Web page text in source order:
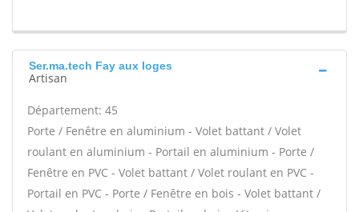
Ser.ma.tech Fay aux loges
Artisan
Département: 45
Porte / Fenêtre en aluminium - Volet battant / Volet
roulant en aluminium - Portail en aluminium - Porte /
Fenêtre en PVC - Volet battant / Volet roulant en PVC -
Portail en PVC - Porte / Fenêtre en bois - Volet battant /